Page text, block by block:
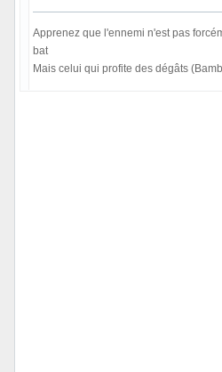
Apprenez que l'ennemi n'est pas
bat
Mais celui qui profite des dégâts